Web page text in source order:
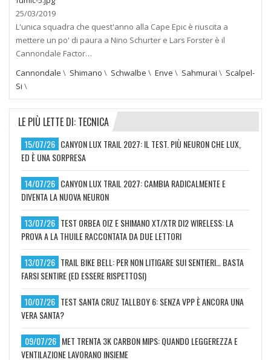
25/03/2019
L'unica squadra che quest'anno alla Cape Epic è riuscita a
mettere un po' di paura a Nino Schurter e Lars Forster è il
Cannondale Factor…
Cannondale \ Shimano \ Schwalbe \ Enve \ Sahmurai \ Scalpel-
Si \
LE PIÙ LETTE DI: TECNICA
15/07/26 CANYON LUX TRAIL 2027: IL TEST. PIÙ NEURON CHE LUX,
ED È UNA SORPRESA
14/07/26 CANYON LUX TRAIL 2027: CAMBIA RADICALMENTE E
DIVENTA LA NUOVA NEURON
13/07/26 TEST ORBEA OIZ E SHIMANO XT/XTR DI2 WIRELESS: LA
PROVA A LA THUILE RACCONTATA DA DUE LETTORI
13/07/26 TRAIL BIKE BELL: PER NON LITIGARE SUI SENTIERI… BASTA
FARSI SENTIRE (ED ESSERE RISPETTOSI)
10/07/26 TEST SANTA CRUZ TALLBOY 6: SENZA VPP È ANCORA UNA
VERA SANTA?
09/07/26 MET TRENTA 3K CARBON MIPS: QUANDO LEGGEREZZA E
VENTILAZIONE LAVORANO INSIEME